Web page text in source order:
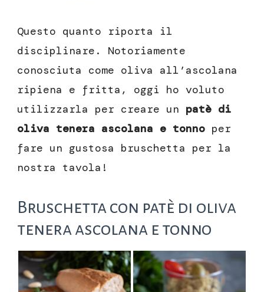
Questo quanto riporta il
disciplinare. Notoriamente
conosciuta come oliva all’ascolana
ripiena e fritta, oggi ho voluto
utilizzarla per creare un patè di
oliva tenera ascolana e tonno per
fare un gustosa bruschetta per la
nostra tavola!
Bruschetta con patè di oliva
tenera ascolana e tonno